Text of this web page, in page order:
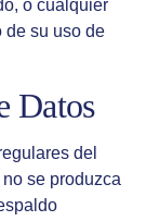
o cualquier
de su uso de
Datos
del
se produzca